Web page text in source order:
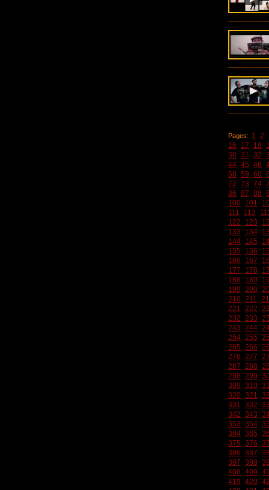
Pages: 1 2
16
17 18
30 31 32
44 45 46
58 59 60
72 73 74
86 87 88
100 101
111
112
122
123
133
134
144 145
155
156
166
167
177
178
188
189
199 200
210 211
221 222
232 233
243 244
254 255
265 266
276 277
287 288
298 299
309 310
320 321
331 332
342 343
353 354
364 365
375 376
386 387
397 398
408 409
419 420